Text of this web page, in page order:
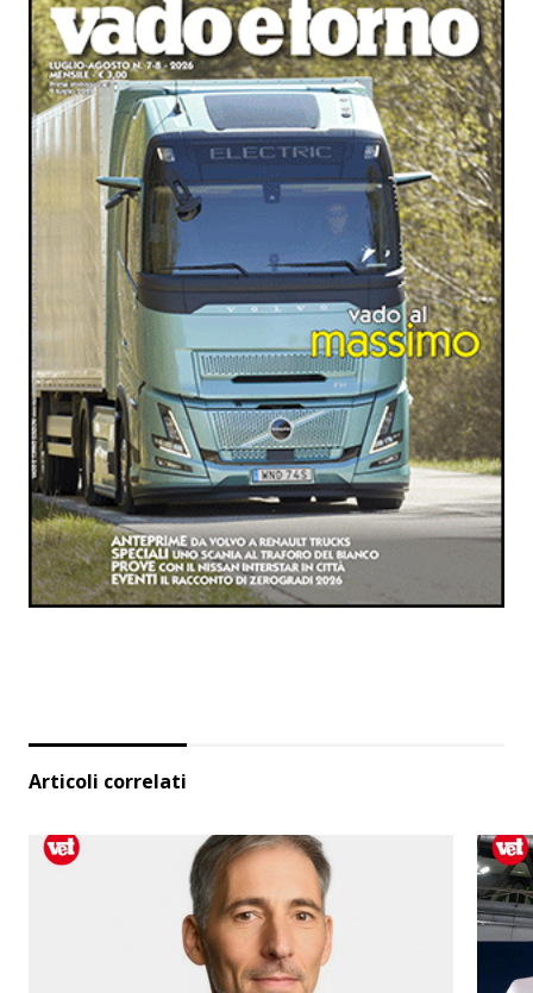
Articoli correlati